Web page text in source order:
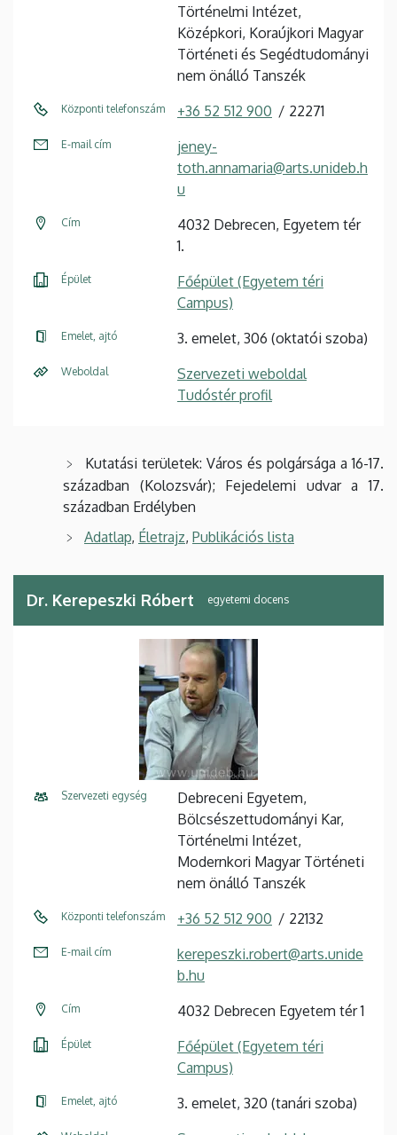
Történelmi Intézet,
Középkori, Koraújkori Magyar
Történeti és Segédtudományi
nem önálló Tanszék
Központi telefonszám +36 52 512 900 22271
E-mail cím
jeney-
toth.annamaria@arts.unideb.h
u
Cím
4032 Debrecen, Egyetem tér
1.
Épület
Főépület (Egyetem téri
Campus)
Emelet, ajtó 3. emelet, 306 (oktatói szoba)
Weboldal
Szervezeti weboldal
Tudóstér profil
Kutatási területek: Város és polgársága a 16-17.
században (Kolozsvár); Fejedelemi udvar a 17.
században Erdélyben
Adatlap, Életrajz, Publikációs lista
Dr. Kerepeszki Róbert egyetemi docens
Szervezeti egység
Debreceni Egyetem,
Bölcsészettudományi Kar,
Történelmi Intézet,
Modernkori Magyar Történeti
nem önálló Tanszék
Központi telefonszám +36 52 512 900 22132
E-mail cím
kerepeszki.robert@arts.unide
b.hu
Cím 4032 Debrecen Egyetem tér 1
Épület
Főépület (Egyetem téri
Campus)
Emelet, ajtó 3. emelet, 320 (tanári szoba)